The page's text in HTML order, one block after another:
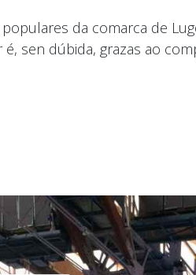
da comarca de
sen dúbida, grazas ao